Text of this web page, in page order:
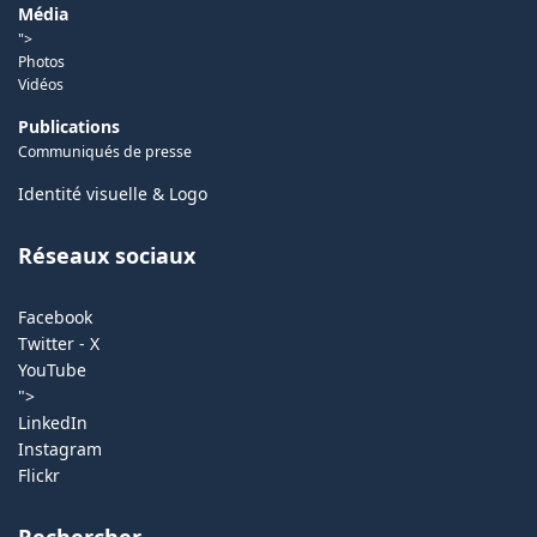
Média
">
Photos
Vidéos
Publications
Communiqués de presse
Identité visuelle & Logo
Réseaux sociaux
Facebook
Twitter - X
YouTube
">
LinkedIn
Instagram
Flickr